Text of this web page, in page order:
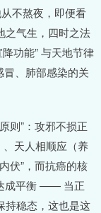
不熬夜，即便看
之气生，四时之法
功能” 与天地节律
、肺部感染的关
则”：攻邪不损正
、天人相顺应（养
伏”，而抗癌的核
成平衡 —— 当正
持稳态，这也是这